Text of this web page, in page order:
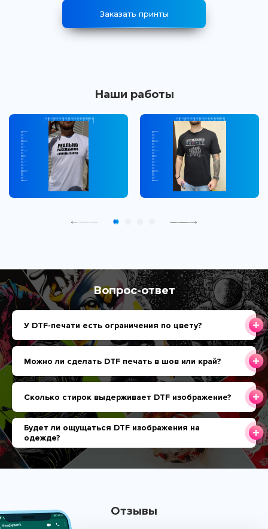
Заказать принты
Наши работы
Вопрос-ответ
У DTF-печати есть ограничения по цвету?
Можно ли сделать DTF печать в шов или край?
Сколько стирок выдерживает DTF изображение?
Будет ли ощущаться DTF изображения на
одежде?
Отзывы